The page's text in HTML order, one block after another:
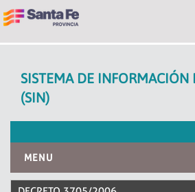
SISTEMA DE INFORMACIÓN
(SIN)
MENU
INICIO